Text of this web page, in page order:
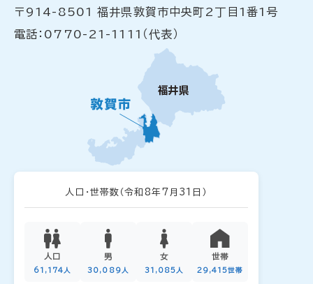
〒914-8501 福井県敦賀市中央町2丁目1番1号
電話：0770-21-1111（代表）
人口・世帯数 （令和8年7月31日）
人口
61,174人
男
30,089人
女
31,085人
世帯
29,415世帯